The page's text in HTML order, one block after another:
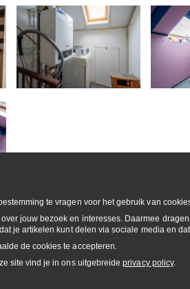
te vragen voor het gebruik van
jouw bezoek en interesses. Daarmee
je artikelen kunt delen via sociale media en
de cookies te accepteren.
site vind je in ons uitgebreideprivacy policy.